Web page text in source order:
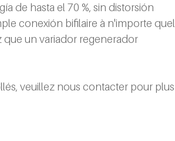
de hasta el 70 %, sin distorsión
conexión bifilaire à n'importe quel
un variador regenerador
veuillez nous contacter pour plus